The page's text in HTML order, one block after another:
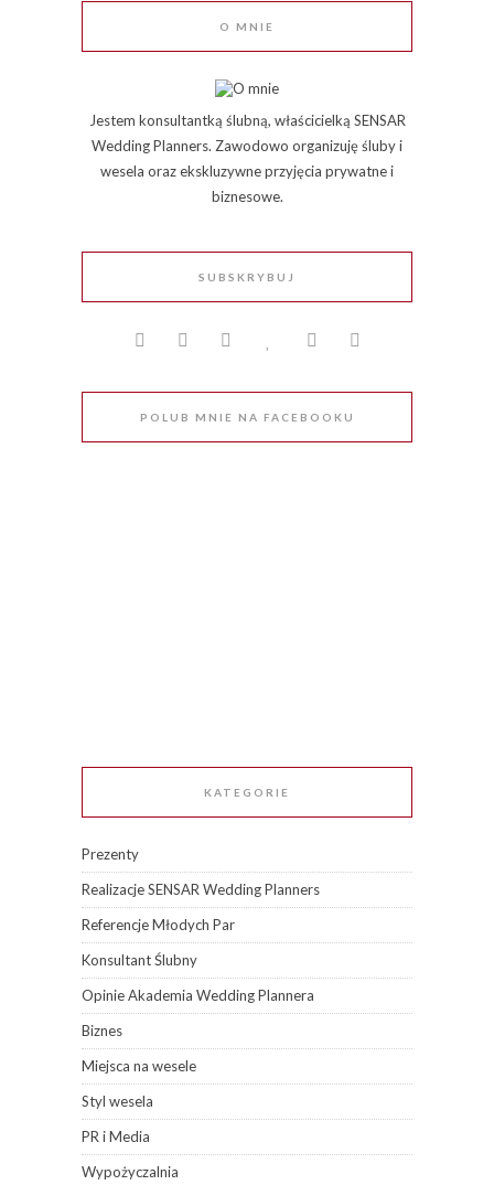
O MNIE
Jestem konsultantką ślubną, właścicielką SENSAR
Wedding Planners. Zawodowo organizuję śluby i
wesela oraz ekskluzywne przyjęcia prywatne i
biznesowe.
SUBSKRYBUJ
POLUB MNIE NA FACEBOOKU
KATEGORIE
Prezenty
Realizacje SENSAR Wedding Planners
Referencje Młodych Par
Konsultant Ślubny
Opinie Akademia Wedding Plannera
Biznes
Miejsca na wesele
Styl wesela
PR i Media
Wypożyczalnia